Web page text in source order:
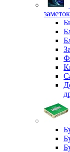
заметок